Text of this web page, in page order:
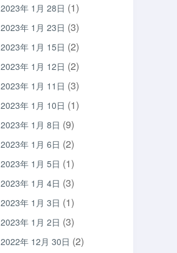
2023年 1月 28日 (1)
2023年 1月 23日 (3)
2023年 1月 15日 (2)
2023年 1月 12日 (2)
2023年 1月 11日 (3)
2023年 1月 10日 (1)
2023年 1月 8日 (9)
2023年 1月 6日 (2)
2023年 1月 5日 (1)
2023年 1月 4日 (3)
2023年 1月 3日 (1)
2023年 1月 2日 (3)
2022年 12月 30日 (2)